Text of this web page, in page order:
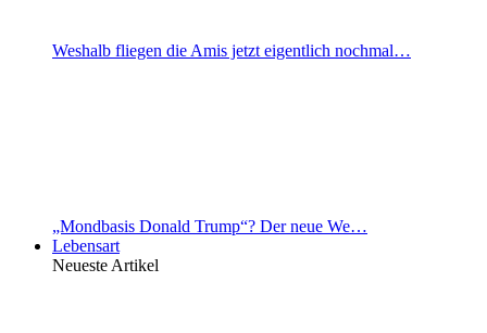
Weshalb fliegen die Amis jetzt eigentlich nochmal…
„Mondbasis Donald Trump“? Der neue We…
Lebensart
Neueste Artikel